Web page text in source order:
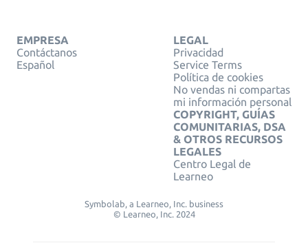
EMPRESA
Contáctanos
Español
LEGAL
Privacidad
Service Terms
Política de cookies
No vendas ni compartas
mi información personal
COPYRIGHT, GUÍAS
COMUNITARIAS, DSA
& OTROS RECURSOS
LEGALES
Centro Legal de
Learneo
Symbolab, a Learneo, Inc. business
© Learneo, Inc. 2024